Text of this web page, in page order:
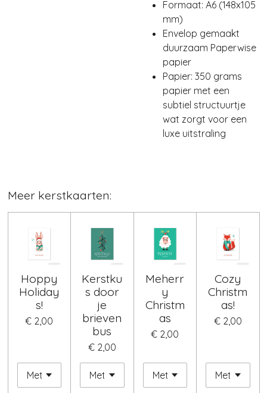
Formaat: A6 (148x105
mm)
Envelop gemaakt
duurzaam Paperwise
papier
Papier: 350 grams
papier met een
subtiel structuurtje
wat zorgt voor een
luxe uitstraling
Meer kerstkaarten:
Hoppy
Holiday
s!
€ 2,00
Kerstku
s door
je
brieven
bus
€ 2,00
Meherr
y
Christm
as
€ 2,00
Cozy
Christm
as!
€ 2,00